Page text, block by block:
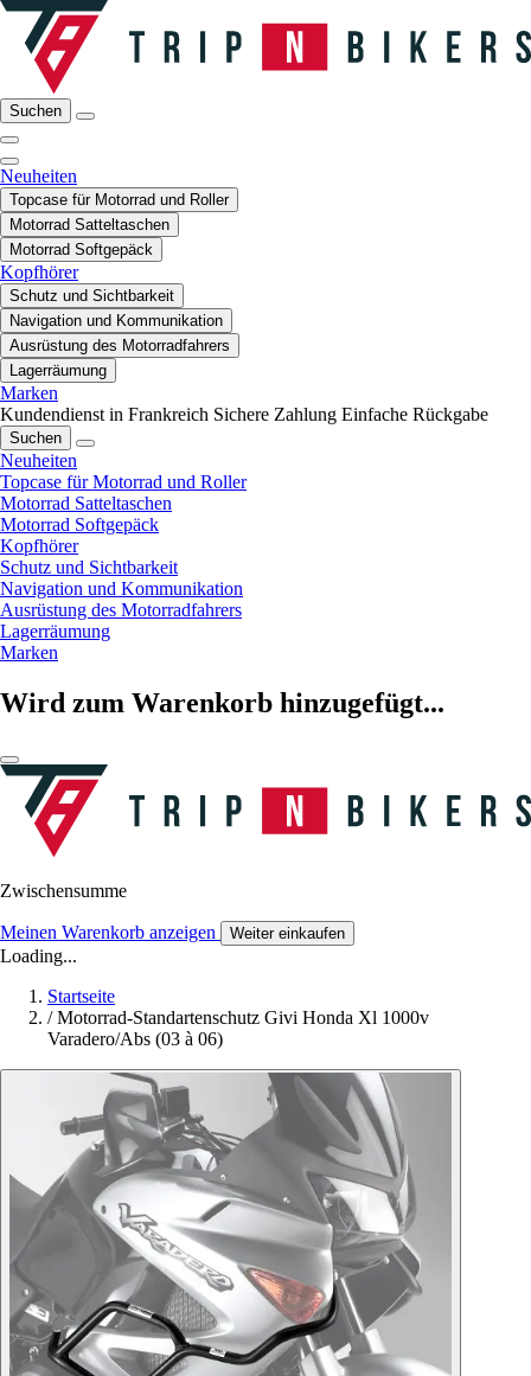
Suchen
Neuheiten
Topcase für Motorrad und Roller
Motorrad Satteltaschen
Motorrad Softgepäck
Kopfhörer
Schutz und Sichtbarkeit
Navigation und Kommunikation
Ausrüstung des Motorradfahrers
Lagerräumung
Marken
Kundendienst in Frankreich Sichere Zahlung Einfache Rückgabe
Suchen
Neuheiten
Topcase für Motorrad und Roller
Motorrad Satteltaschen
Motorrad Softgepäck
Kopfhörer
Schutz und Sichtbarkeit
Navigation und Kommunikation
Ausrüstung des Motorradfahrers
Lagerräumung
Marken
Wird zum Warenkorb hinzugefügt...
Zwischensumme
Meinen Warenkorb anzeigen Weiter einkaufen
Loading...
Startseite
/ Motorrad-Standartenschutz Givi Honda Xl 1000v
Varadero/Abs (03 à 06)